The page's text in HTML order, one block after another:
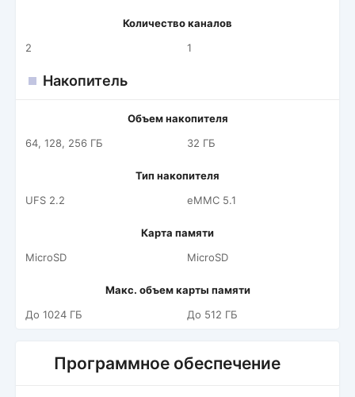
Количество каналов
2
1
Накопитель
Объем накопителя
64, 128, 256 ГБ
32 ГБ
Тип накопителя
UFS 2.2
eMMC 5.1
Карта памяти
MicroSD
MicroSD
Макс. объем карты памяти
До 1024 ГБ
До 512 ГБ
Программное обеспечение